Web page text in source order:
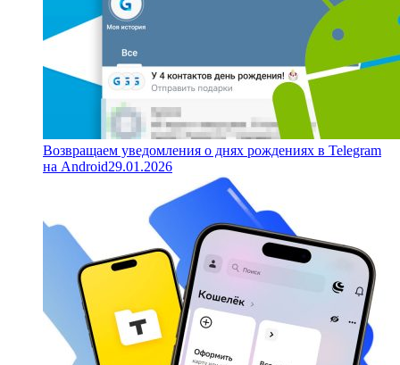
Возвращаем уведомления о днях рождениях в Telegram
на Android29.01.2026